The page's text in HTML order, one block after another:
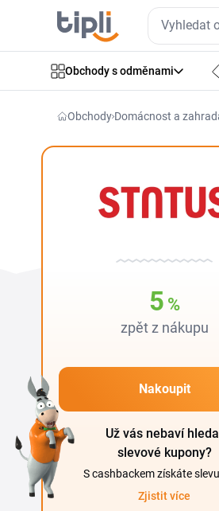
Obchody s odměnami
Obchody Domácnost a
5 %
zpět z nákupu
Nakoupit
Už vás nebaví
slevové kupony?
S cashbackem získáte
Zjistit více